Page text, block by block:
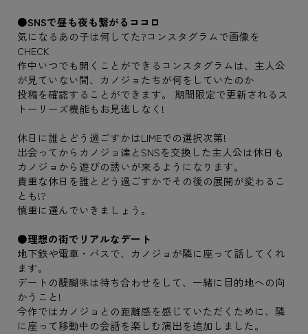
●SNSで昼も夜も繋がるココロ
気になるあの子は何してた?コンスタグラムで画像を
CHECK
作中いつでも開くことができるコンスタグラムは、主人公
が見ていない間、カノジョたちが何をしていたのか
投稿を確認することができます。 期間限定で更新されるス
トーリーズ機能もお見逃しなく!
休日に誰とどう過ごすかはLIMEでの選択次第!
出会ってからカノジョ達とSNSを交換した主人公は休日も
カノジョから遊びの誘いが来るようになります。
貴重な休日を誰とどう過ごすかでその後の展開が変わるこ
とも!?
慎重に選んでいきましょう。
●理想の街でリアルなデート
地下鉄や電車・バスで、カノジョが隣に座って話してくれ
ます。
デートの醍醐味は待ち合わせをして、一緒に目的地への向
かうこと!
今作ではカノジョとの距離感を感じていただくために、隣
に座って移動中の会話を楽しむ演出を追加しました。